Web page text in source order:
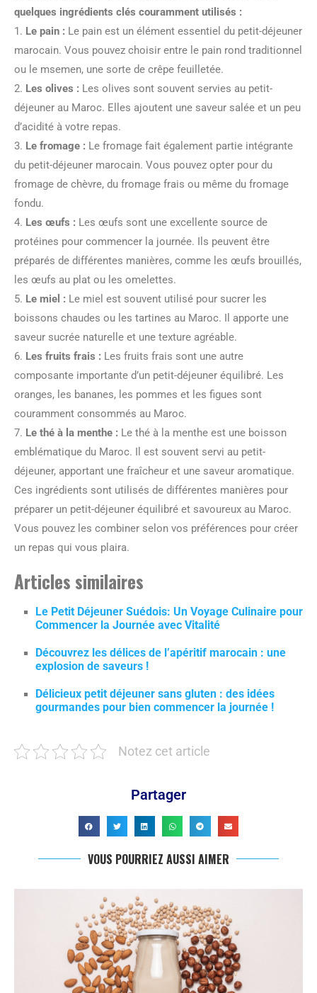
quelques ingrédients clés couramment utilisés :
1. Le pain : Le pain est un élément essentiel du petit-déjeuner
marocain. Vous pouvez choisir entre le pain rond traditionnel
ou le msemen, une sorte de crêpe feuilletée.
2. Les olives : Les olives sont souvent servies au petit-
déjeuner au Maroc. Elles ajoutent une saveur salée et un peu
d’acidité à votre repas.
3. Le fromage : Le fromage fait également partie intégrante
du petit-déjeuner marocain. Vous pouvez opter pour du
fromage de chèvre, du fromage frais ou même du fromage
fondu.
4. Les œufs : Les œufs sont une excellente source de
protéines pour commencer la journée. Ils peuvent être
préparés de différentes manières, comme les œufs brouillés,
les œufs au plat ou les omelettes.
5. Le miel : Le miel est souvent utilisé pour sucrer les
boissons chaudes ou les tartines au Maroc. Il apporte une
saveur sucrée naturelle et une texture agréable.
6. Les fruits frais : Les fruits frais sont une autre
composante importante d’un petit-déjeuner équilibré. Les
oranges, les bananes, les pommes et les figues sont
couramment consommés au Maroc.
7. Le thé à la menthe : Le thé à la menthe est une boisson
emblématique du Maroc. Il est souvent servi au petit-
déjeuner, apportant une fraîcheur et une saveur aromatique.
Ces ingrédients sont utilisés de différentes manières pour
préparer un petit-déjeuner équilibré et savoureux au Maroc.
Vous pouvez les combiner selon vos préférences pour créer
un repas qui vous plaira.
Articles similaires
Le Petit Déjeuner Suédois: Un Voyage Culinaire pour
Commencer la Journée avec Vitalité
Découvrez les délices de l’apéritif marocain : une
explosion de saveurs !
Délicieux petit déjeuner sans gluten : des idées
gourmandes pour bien commencer la journée !
Notez cet article
Partager
VOUS POURRIEZ AUSSI AIMER